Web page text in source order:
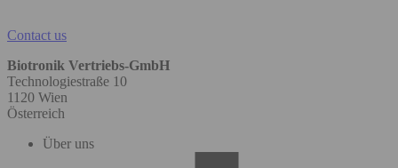
Contact us
Biotronik Vertriebs-GmbH
Technologiestraße 10
1120 Wien
Österreich
Über uns